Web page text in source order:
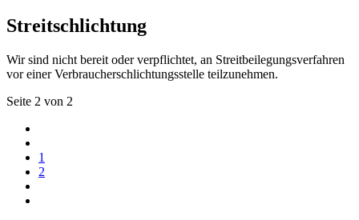
Streitschlichtung
Wir sind nicht bereit oder verpflichtet, an Streitbeilegungsverfahren
vor einer Verbraucherschlichtungsstelle teilzunehmen.
Seite 2 von 2
1
2